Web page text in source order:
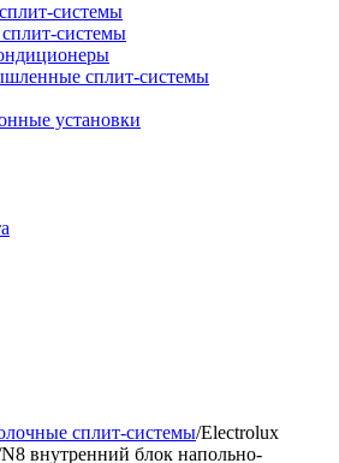
системы
системы
сплит-системы
установки
сплит-системы/Electrolux
внутренний блок напольно-